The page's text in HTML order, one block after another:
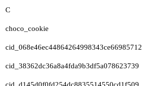
C
choco_cookie
cid_068e46ec44864264998343ce66985712
cid_38362dc36a8a4fda9b3df5a078623739
cid_d145d0f0fd254dc8835514550cd1f509